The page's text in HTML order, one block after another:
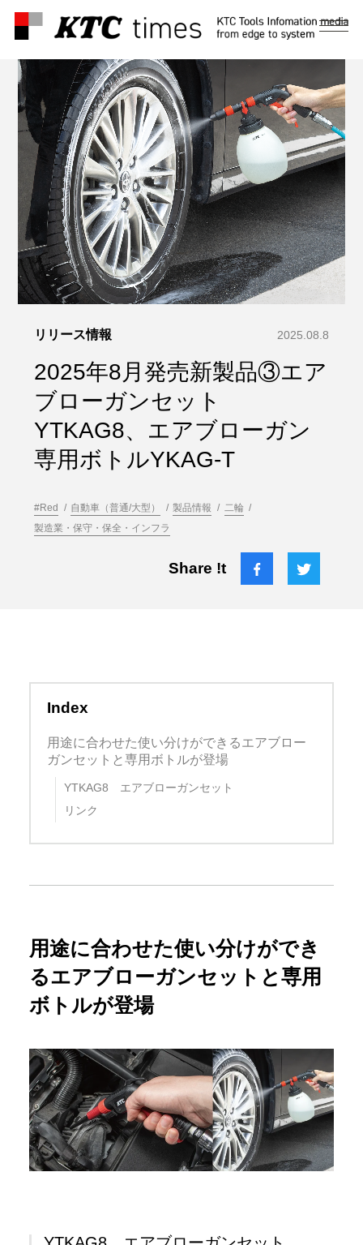
メ
ュ
リリース情報 2025.08.8
2025年8月発売新製品③エア
ブローガンセット
YTKAG8、エアブローガン
専用ボトルYKAG-T
#Red 自動車（普通/大型） 製品情報
二輪
製造業・保守・保全・インフラ
Share !t
Index
用途に合わせた使い分けができるエアブロー
ガンセットと専用ボトルが登場
YTKAG8 エアブローガンセット
リンク
用途に合わせた使い分けができ
るエアブローガンセットと専用
ボトルが登場